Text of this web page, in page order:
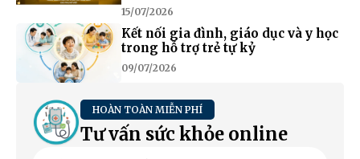
15/07/2026
Kết nối gia đình, giáo dục và y học
trong hỗ trợ trẻ tự kỷ
09/07/2026
HOÀN TOÀN MIỄN PHÍ
Tư vấn sức khỏe online